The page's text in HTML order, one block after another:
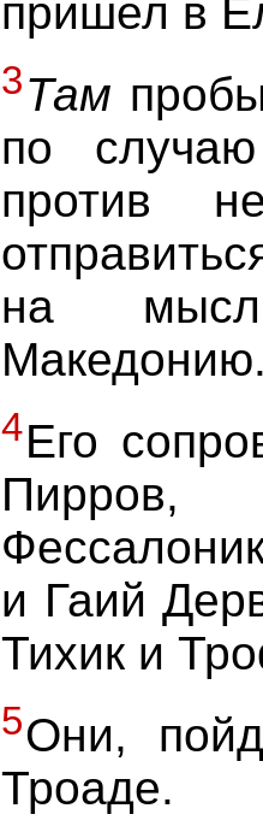
пришел в
3Там
по
против
на
4Его
и Гаий
Тихик и
5Они,
Троаде.